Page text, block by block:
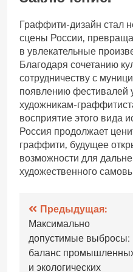
Граффити-дизайн стал
сцены России,
в увлекательные
Благодаря сочетанию
сотрудничеству с
появлению фестивалей
художникам-
восприятие этого вида
Россия продолжает
граффити, будущее
возможности для
художественного
Навигация
по
записям
Предыдущая:
Максимально
допустимые выбросы:
баланс
и экологических